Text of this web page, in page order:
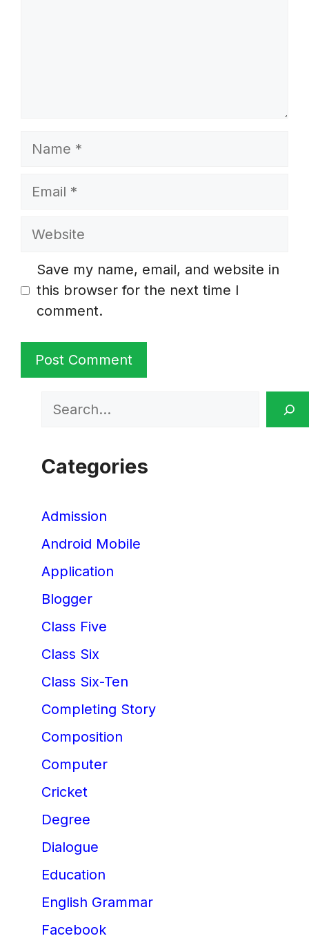
Name
Email
Website
Save my name, email, and website in
this browser for the next time I
comment.
Search
Categories
Admission
Android Mobile
Application
Blogger
Class Five
Class Six
Class Six-Ten
Completing Story
Composition
Computer
Cricket
Degree
Dialogue
Education
English Grammar
Facebook